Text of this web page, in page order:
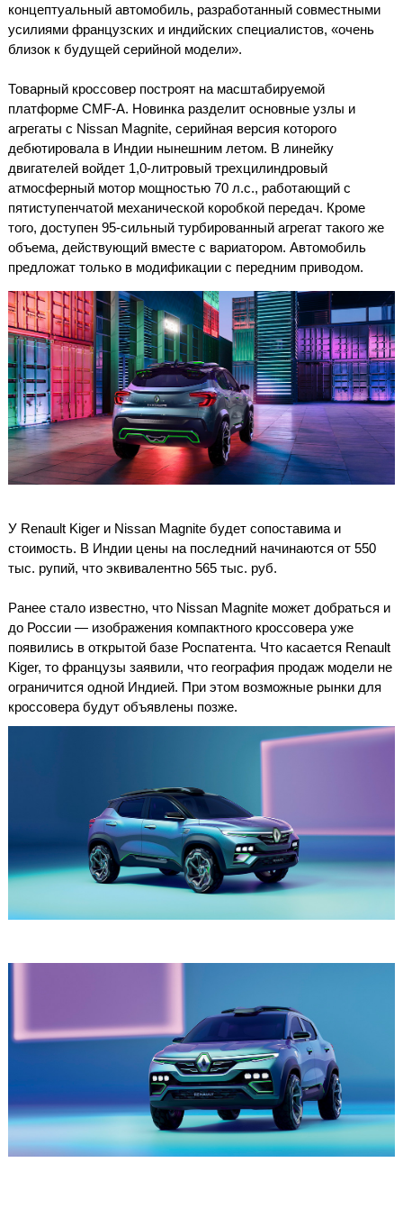
концептуальный автомобиль, разработанный совместными
усилиями французских и индийских специалистов, «очень
близок к будущей серийной модели».
Товарный кроссовер построят на масштабируемой
платформе CMF-A. Новинка разделит основные узлы и
агрегаты с Nissan Magnite, серийная версия которого
дебютировала в Индии нынешним летом. В линейку
двигателей войдет 1,0-литровый трехцилиндровый
атмосферный мотор мощностью 70 л.с., работающий с
пятиступенчатой механической коробкой передач. Кроме
того, доступен 95-сильный турбированный агрегат такого же
объема, действующий вместе с вариатором. Автомобиль
предложат только в модификации с передним приводом.
У Renault Kiger и Nissan Magnite будет сопоставима и
стоимость. В Индии цены на последний начинаются от 550
тыс. рупий, что эквивалентно 565 тыс. руб.
Ранее стало известно, что Nissan Magnite может добраться и
до России — изображения компактного кроссовера уже
появились в открытой базе Роспатента. Что касается Renault
Kiger, то французы заявили, что география продаж модели не
ограничится одной Индией. При этом возможные рынки для
кроссовера будут объявлены позже.